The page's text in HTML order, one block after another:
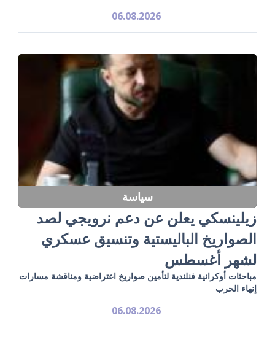
06.08.2026
سياسة
زيلينسكي يعلن عن دعم نرويجي لصد
الصواريخ الباليستية وتنسيق عسكري
لشهر أغسطس
مباحثات أوكرانية فنلندية لتأمين صواريخ اعتراضية ومناقشة مسارات
إنهاء الحرب
06.08.2026